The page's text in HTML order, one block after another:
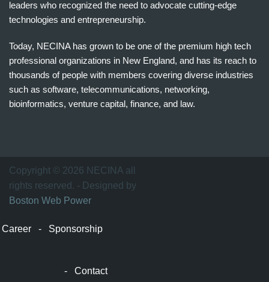
leaders who recognized the need to advocate cutting-edge
technologies and entrepreneurship.
Today, NECINA has grown to be one of the premium high tech
professional organizations in New England, and has its reach to
thousands of people with members covering diverse industries
such as software, telecommunications, networking,
bioinformatics, venture capital, finance, and law.
万
家
网
Copyright © 2026 NECINA all
rights reserved. - Designed by
Boston Web Power
Career - Sponsorship
-Contact